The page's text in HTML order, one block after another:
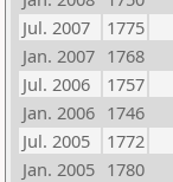
Jul. 2007
1775
Jan. 2007 1768
Jul. 2006
1757
Jan. 2006 1746
Jul. 2005
1772
Jan. 2005 1780